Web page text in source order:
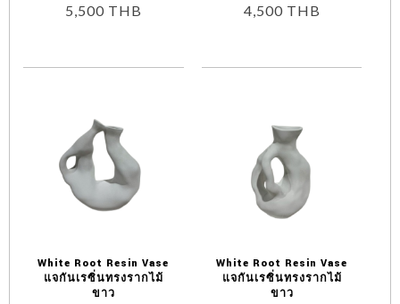
5,500 THB 4,500 THB
White Root Resin Vase
แจกันเรซิ่นทรงรากไม้
ขาว
White Root Resin Vase
แจกันเรซิ่นทรงรากไม้
ขาว